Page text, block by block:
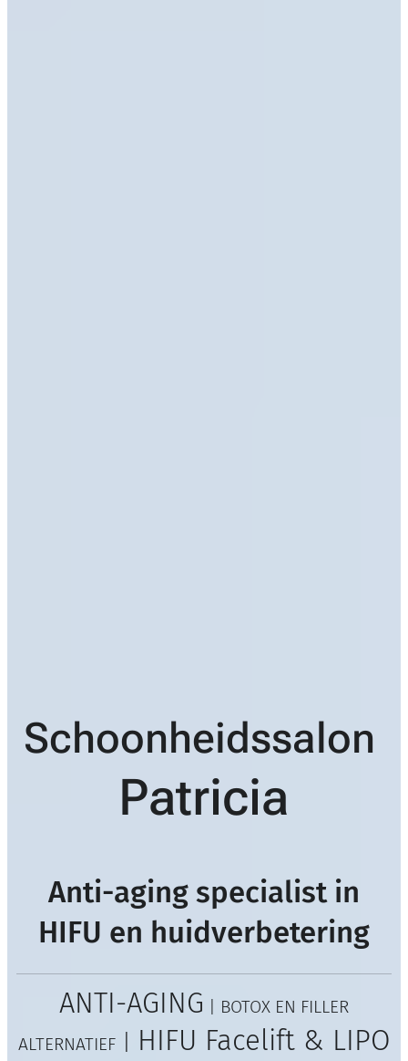
Schoonheidssalon
Patricia
Anti-aging specialist in
HIFU en huidverbetering
ANTI-AGING | BOTOX EN FILLER
ALTERNATIEF|
HIFU Facelift & LIPO